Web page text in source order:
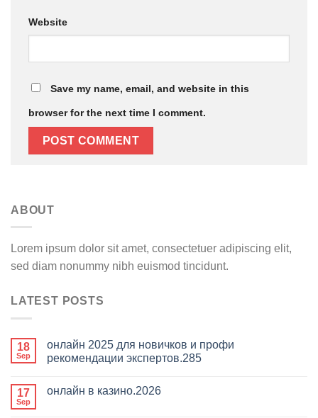
Website
Save my name, email, and website in this
browser for the next time I comment.
ABOUT
Lorem ipsum dolor sit amet, consectetuer adipiscing elit,
sed diam nonummy nibh euismod tincidunt.
LATEST POSTS
18
Sep
онлайн 2025 для новичков и профи
рекомендации экспертов.285
17
Sep
онлайн в казино.2026